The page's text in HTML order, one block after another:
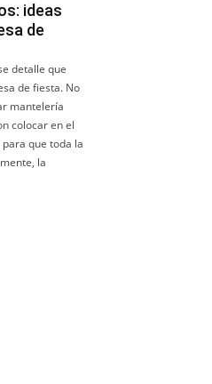
ideas
de
detalle que
de fiesta. No
mantelería
colocar en el
que toda la
la